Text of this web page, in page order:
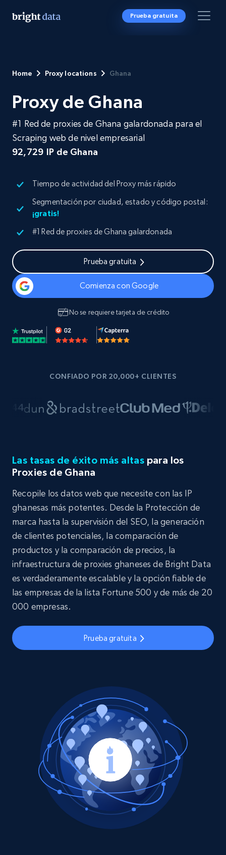
Prueba gratuita
Home Proxy locations Ghana
Proxy de Ghana
#1 Red de proxies de Ghana galardonada para el
Scraping web de nivel empresarial
92,729 IP de Ghana
Tiempo de actividad del Proxy más rápido
Segmentación por ciudad, estado y código postal:
¡gratis!
#1 Red de proxies de Ghana galardonada
Prueba gratuita
Comienza con Google
No se requiere tarjeta de crédito
CONFIADO POR 20,000+ CLIENTES
Las tasas de éxito más altas para los
Proxies de Ghana
Recopile los datos web que necesite con las IP
ghanesas más potentes. Desde la Protección de
marca hasta la supervisión del SEO, la generación
de clientes potenciales, la comparación de
productos y la comparación de precios, la
infraestructura de proxies ghaneses de Bright Data
es verdaderamente escalable y la opción fiable de
las empresas de la lista Fortune 500 y de más de 20
000 empresas.
Prueba gratuita